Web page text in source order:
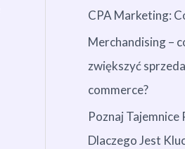
CPA Marketing:
Merchandising –
zwiększyć
commerce?
Poznaj Tajemnice
Dlaczego Jest